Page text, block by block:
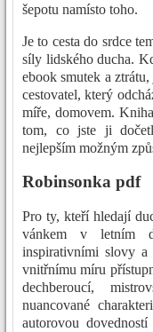
šepotu namísto toho.
Je to cesta do srdce
síly lidského ducha.
ebook smutek a
cestovatel, který
míře, domovem.
tom, co jste ji
nejlepším možným
Robinsonka pdf
Pro ty, kteří hledají
vánkem v letním
inspirativními slovy
vnitřnímu míru
dechberoucí,
nuancované
autorovou